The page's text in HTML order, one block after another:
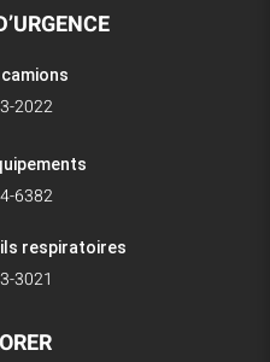
2022
6382
respiratoires
3021